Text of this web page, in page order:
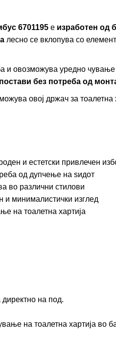
6701195е изработен од
лесно се вклопува со
и овозможува уредно
постави без потреба од
овој држач за
и естетски привлечен
од дупчење на ѕидот
во различни стилови
и минималистички изглед
на тоалетна хартија
на под.
на тоалетна хартија во